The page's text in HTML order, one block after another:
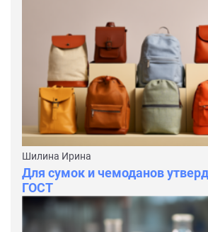
Шилина Ирина
Для сумок и чемоданов
ГОСТ